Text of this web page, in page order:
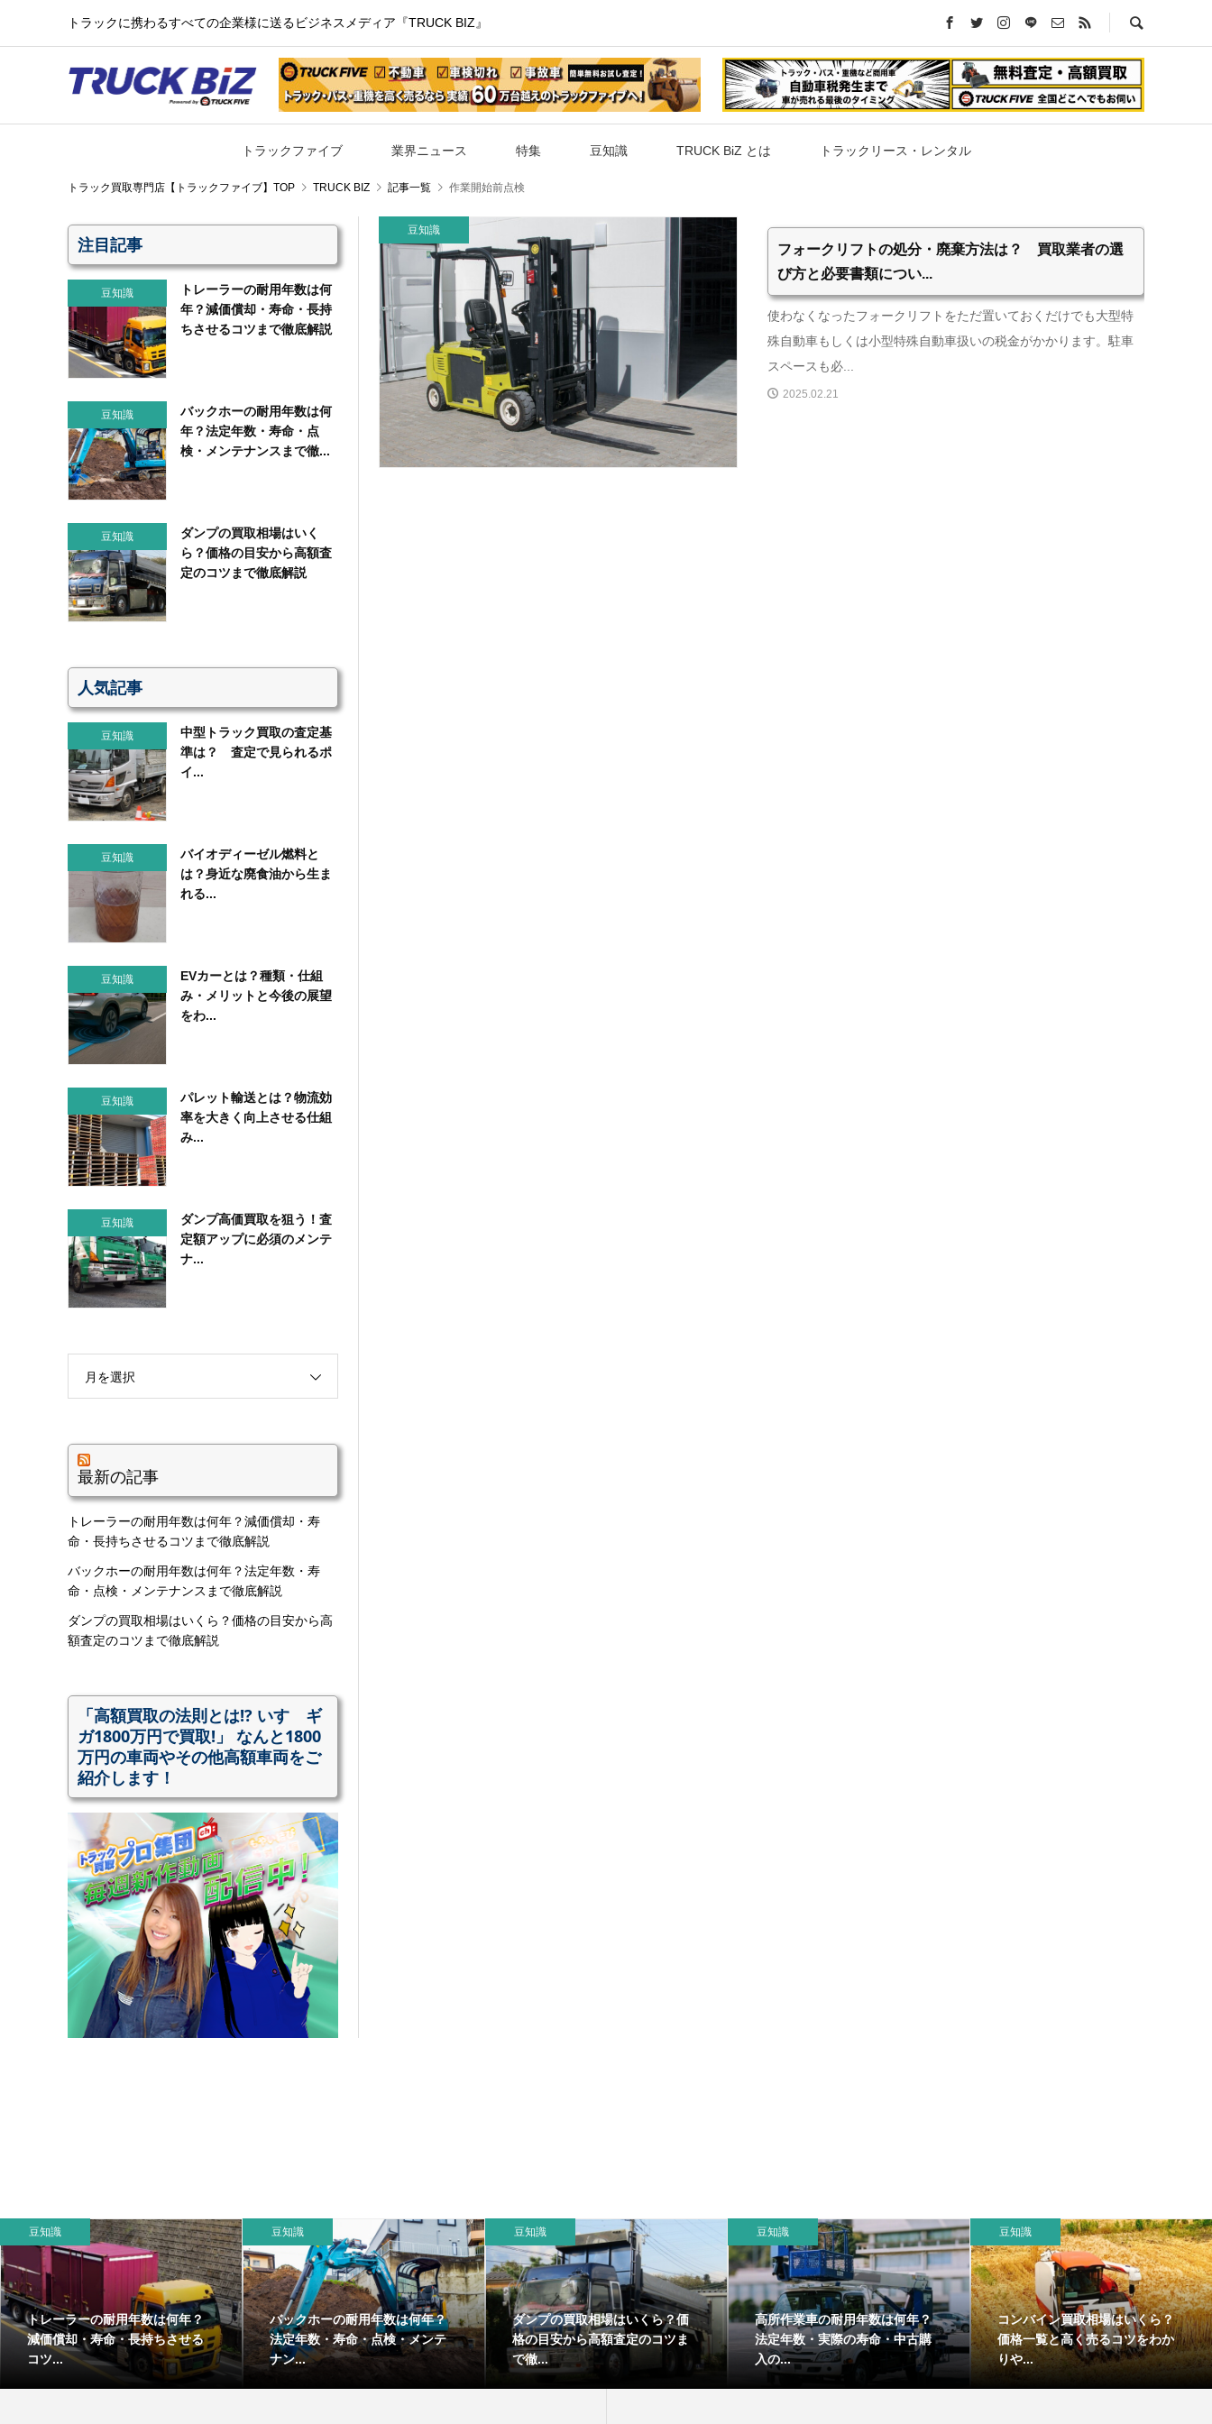
トラックに携わるすべての企業様に送るビジネスメディア『TRUCK BIZ』
トラックファイブ 業界ニュース 特集 豆知識 TRUCK BiZ とは トラックリース・レンタル
TRUCK BIZ 記事一覧 作業開始前点検
豆知識
フォークリフトの処分・廃棄方法は？ 買取業者の選
び方と必要書類につい...
使わなくなったフォークリフトをただ置いておくだけでも大型特
殊自動車もしくは小型特殊自動車扱いの税金がかかります。駐車
スペースも必...
2025.02.21
注目記事
豆知識
トレーラーの耐用年数は何
年？減価償却・寿命・長持
ちさせるコツまで徹底解説
豆知識
バックホーの耐用年数は何
年？法定年数・寿命・点
検・メンテナンスまで徹...
豆知識
ダンプの買取相場はいく
ら？価格の目安から高額査
定のコツまで徹底解説
人気記事
豆知識
中型トラック買取の査定基
準は？ 査定で見られるポ
イ...
豆知識
バイオディーゼル燃料と
は？身近な廃食油から生ま
れる...
豆知識
EVカーとは？種類・仕組
み・メリットと今後の展望
をわ...
豆知識
パレット輸送とは？物流効
率を大きく向上させる仕組
み...
豆知識
ダンプ高価買取を狙う！査
定額アップに必須のメンテ
ナ...
月を選択
最新の記事
トレーラーの耐用年数は何年？減価償却・寿
命・長持ちさせるコツまで徹底解説
バックホーの耐用年数は何年？法定年数・寿
命・点検・メンテナンスまで徹底解説
ダンプの買取相場はいくら？価格の目安から高
額査定のコツまで徹底解説
「高額買取の法則とは!? いすゞギ
ガ1800万円で買取!」 なんと1800
万円の車両やその他高額車両をご
紹介します！
豆知識
トレーラーの耐用年数は何年？
減価償却・寿命・長持ちさせる
コツ...
豆知識
バックホーの耐用年数は何年？
法定年数・寿命・点検・メンテ
ナン...
豆知識
ダンプの買取相場はいくら？価
格の目安から高額査定のコツま
で徹...
豆知識
高所作業車の耐用年数は何年？
法定年数・実際の寿命・中古購
入の...
豆知識
コンバイン買取相場はいくら？
価格一覧と高く売るコツをわか
りや...